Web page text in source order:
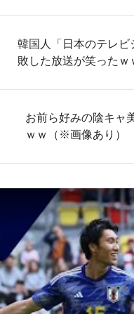
韓国人「日本のテレ
敗した放送が笑ったｗ
お前ら好みの陰キャ
ｗｗ（※画像あり）